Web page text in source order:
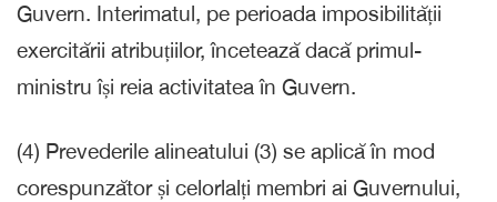
Guvern. Interimatul, pe perioada imposibilității
exercitării atribuțiilor, încetează dacă primul-
ministru își reia activitatea în Guvern.
(4) Prevederile alineatului (3) se aplică în mod
corespunzător și celorlalți membri ai Guvernului,